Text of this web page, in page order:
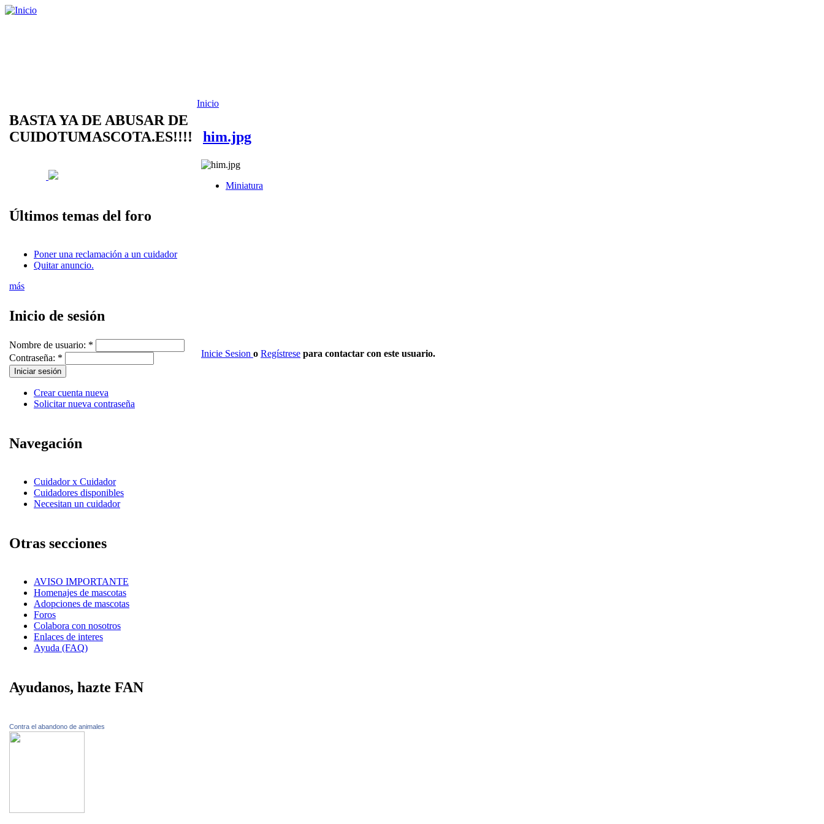
BASTA YA DE ABUSAR DE
CUIDOTUMASCOTA.ES!!!!
Últimos temas del foro
Poner una reclamación a un cuidador
Quitar anuncio.
más
Inicio de sesión
Nombre de usuario: *
Contraseña: *
Crear cuenta nueva
Solicitar nueva contraseña
Navegación
Cuidador x Cuidador
Cuidadores disponibles
Necesitan un cuidador
Otras secciones
AVISO IMPORTANTE
Homenajes de mascotas
Adopciones de mascotas
Foros
Colabora con nosotros
Enlaces de interes
Ayuda (FAQ)
Ayudanos, hazte FAN
Contra el abandono de animales
Inicio
him.jpg
Miniatura
Inicie Sesion o Regístrese para contactar con este usuario.